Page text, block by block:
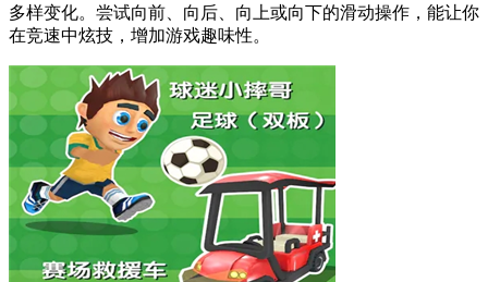
多样变化。尝试向前、向后、向上或向下的滑动操作，能让你
在竞速中炫技，增加游戏趣味性。